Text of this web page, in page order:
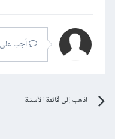
أجب على
اذهب إلى قائمة الأسئلة